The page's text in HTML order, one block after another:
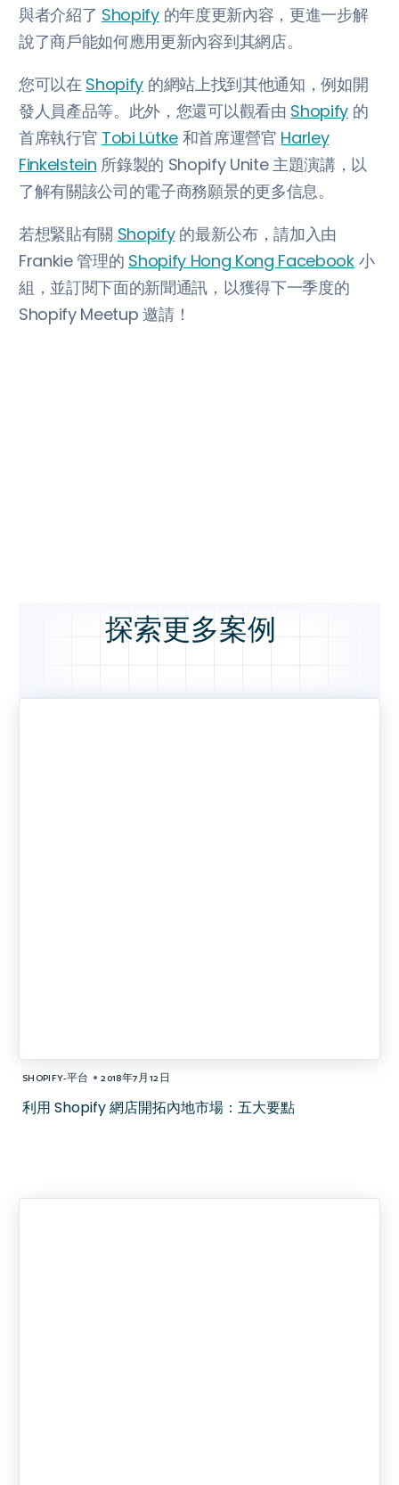
與者介紹了 Shopify的年度更新內容，更進一步解
說了商戶能如何應用更新內容到其網店。
您可以在 Shopify 的網站上找到其他通知，例如開
發人員產品等。此外，您還可以觀看由 Shopify 的
首席執行官 Tobi Lütke和首席運營官 Harley
Finkelstein 所錄製的 Shopify Unite 主題演講，以
了解有關該公司的電子商務願景的更多信息。
若想緊貼有關 Shopify的最新公布，請加入由
Frankie 管理的 Shopify Hong Kong Facebook小
組，並訂閱下面的新聞通訊，以獲得下一季度的
Shopify Meetup 邀請！
探索更多案例
SHOPIFY-平台 • 2018年7月12日
利用 Shopify 網店開拓內地市場：五大要點